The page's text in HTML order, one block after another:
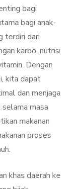
bagi
bagi anak-
terdiri dari
karbo, nutrisi
Dengan
kita dapat
dan menjaga
masa
makanan
proses
khas daerah ke